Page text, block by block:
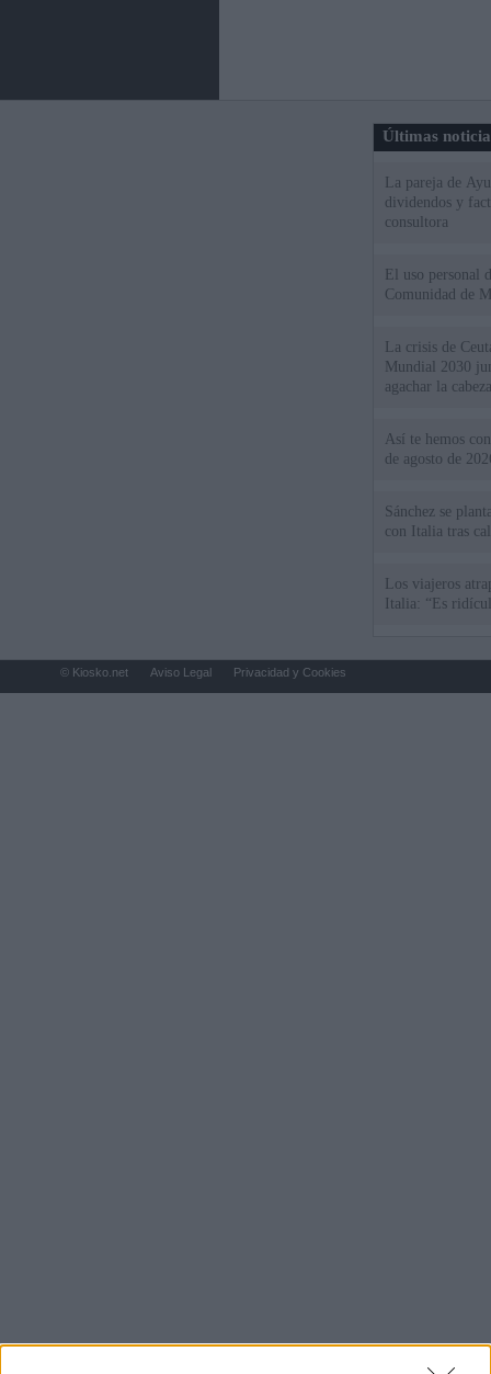
Últimas
La pareja de
dividendos y
consultora
El uso personal
Comunidad de
La crisis de
Mundial 2030
agachar la
Así te hemos
de agosto de
Sánchez se
con Italia tras
Los viajeros
Italia: “Es
© Kiosko.net Aviso Legal Privacidad y Cookies